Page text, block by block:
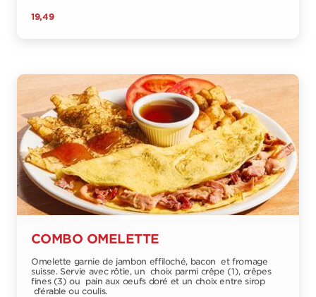
19,49
COMBO OMELETTE
Omelette garnie de jambon effiloché, bacon et fromage
suisse. Servie avec rôtie, un choix parmi crêpe (1), crêpes
fines (3) ou pain aux oeufs doré et un choix entre sirop
d’érable ou coulis.